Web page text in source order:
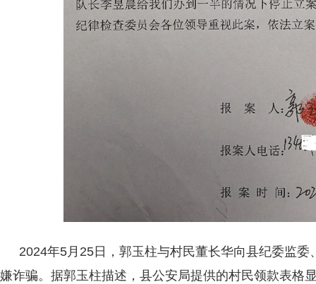
2024年5月25日，郭玉柱与村民董长华向县纪委监
嫌诈骗。据郭玉柱描述，县公安局提供的村民领款表格